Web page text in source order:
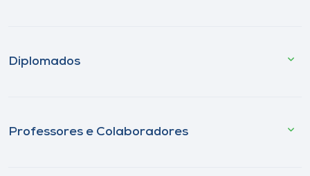
Diplomados
Professores e Colaboradores